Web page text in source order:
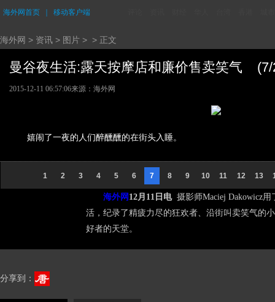
海外网首页 移动客户端
海外网 > 资讯 > 图片 > > 正文
曼谷夜生活:露天按摩店和廉价售卖笑气 (7/
2015-12-11 06:57:06来源：海外网
嬉闹了一夜的人们醉醺醺的在街头入睡。
1 2 3 4 5 6 7 8 9 10 11 12 13
海外网 12月11日电摄影师Maciej Dakowicz用
活，纪录了精疲力尽的狂欢者、沿街叫卖笑气的
好者的天堂。
分享到：